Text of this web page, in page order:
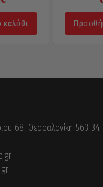
68, Θεσσαλονίκη 563 34